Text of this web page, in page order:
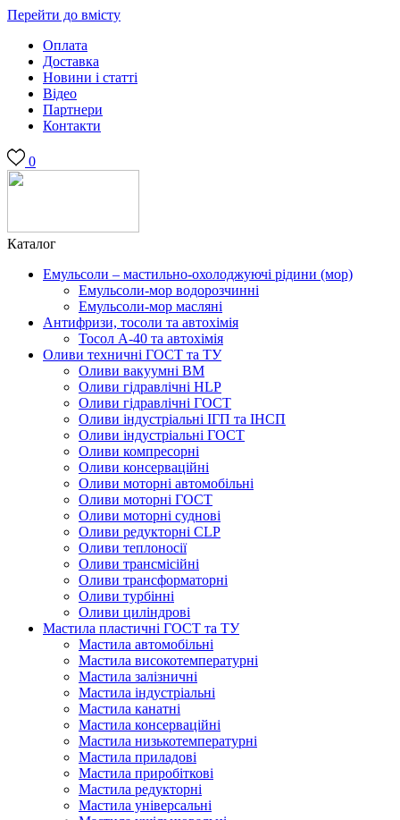
Перейти до вмісту
Оплата
Доставка
Новини і статті
Відео
Партнери
Контакти
0
Каталог
Емульсоли – мастильно-охолоджуючі рідини (мор)
Емульсоли-мор водорозчинні
Емульсоли-мор масляні
Антифризи, тосоли та автохімія
Тосол А-40 та автохімія
Оливи техничні ГОСТ та ТУ
Оливи вакуумні ВМ
Оливи гідравлічні HLP
Оливи гідравлічні ГОСТ
Оливи індустріальні ІГП та ІНСП
Оливи індустріальні ГОСТ
Оливи компресорні
Оливи консерваційні
Оливи моторні автомобільні
Оливи моторні ГОСТ
Оливи моторні суднові
Оливи редукторні CLP
Оливи теплоносії
Оливи трансмісійні
Оливи трансформаторні
Оливи турбінні
Оливи циліндрові
Мастила пластичні ГОСТ та ТУ
Мастила автомобільні
Мастила високотемпературні
Мастила залізничні
Мастила індустріальні
Мастила канатні
Мастила консерваційні
Мастила низькотемпературні
Мастила приладові
Мастила приробіткові
Мастила редукторні
Мастила універсальні